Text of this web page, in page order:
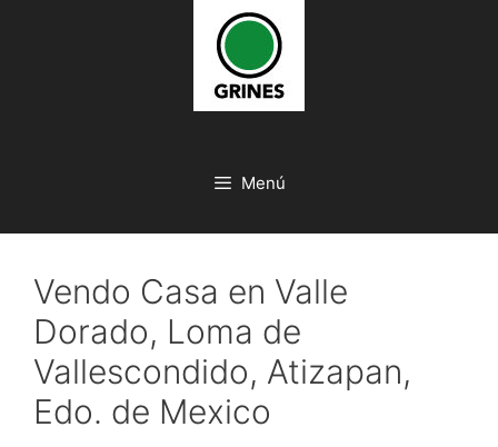
Menú
Vendo Casa en Valle
Dorado, Loma de
Vallescondido, Atizapan,
Edo. de Mexico